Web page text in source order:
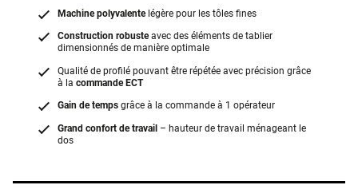
Machine polyvalentelégère pour les tôles fines
Construction robusteavec des éléments de tablier
dimensionnés de manière optimale
Qualité de profilé pouvant être répétée avec précision grâce
à la commande ECT
Gain de temps grâce à la commande à 1 opérateur
Grand confort de travail – hauteur de travail ménageant le
dos